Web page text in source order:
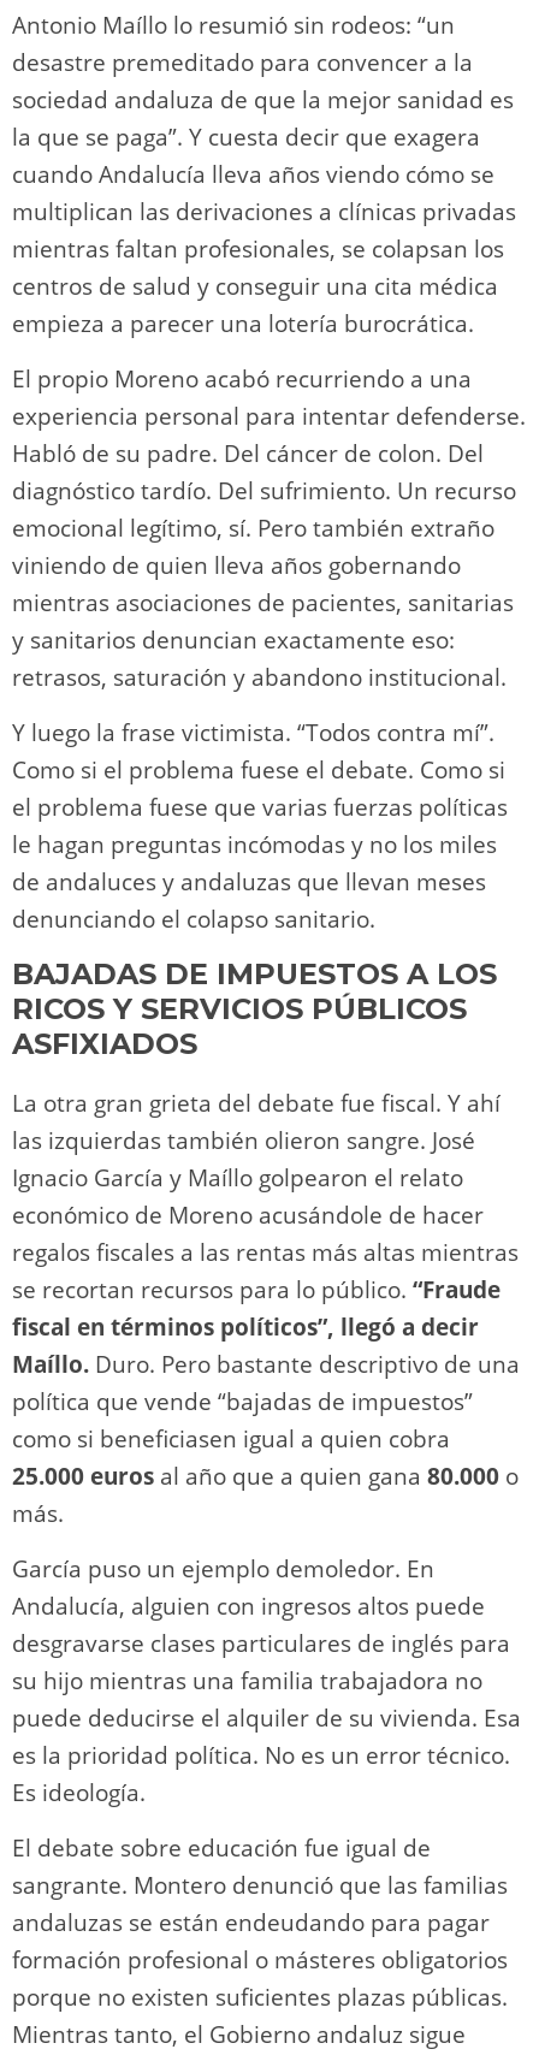
Antonio Maíllo lo resumió sin rodeos: “un
desastre premeditado para convencer a la
sociedad andaluza de que la mejor sanidad es
la que se paga”. Y cuesta decir que exagera
cuando Andalucía lleva años viendo cómo se
multiplican las derivaciones a clínicas privadas
mientras faltan profesionales, se colapsan los
centros de salud y conseguir una cita médica
empieza a parecer una lotería burocrática.
El propio Moreno acabó recurriendo a una
experiencia personal para intentar defenderse.
Habló de su padre. Del cáncer de colon. Del
diagnóstico tardío. Del sufrimiento. Un recurso
emocional legítimo, sí. Pero también extraño
viniendo de quien lleva años gobernando
mientras asociaciones de pacientes, sanitarias
y sanitarios denuncian exactamente eso:
retrasos, saturación y abandono institucional.
Y luego la frase victimista. “Todos contra mí”.
Como si el problema fuese el debate. Como si
el problema fuese que varias fuerzas políticas
le hagan preguntas incómodas y no los miles
de andaluces y andaluzas que llevan meses
denunciando el colapso sanitario.
BAJADAS DE IMPUESTOS A LOS
RICOS Y SERVICIOS PÚBLICOS
ASFIXIADOS
La otra gran grieta del debate fue fiscal. Y ahí
las izquierdas también olieron sangre. José
Ignacio García y Maíllo golpearon el relato
económico de Moreno acusándole de hacer
regalos fiscales a las rentas más altas mientras
se recortan recursos para lo público. “Fraude
fiscal en términos políticos”, llegó a decir
Maíllo. Duro. Pero bastante descriptivo de una
política que vende “bajadas de impuestos”
como si beneficiasen igual a quien cobra
25.000 euros al año que a quien gana 80.000 o
más.
García puso un ejemplo demoledor. En
Andalucía, alguien con ingresos altos puede
desgravarse clases particulares de inglés para
su hijo mientras una familia trabajadora no
puede deducirse el alquiler de su vivienda. Esa
es la prioridad política. No es un error técnico.
Es ideología.
El debate sobre educación fue igual de
sangrante. Montero denunció que las familias
andaluzas se están endeudando para pagar
formación profesional o másteres obligatorios
porque no existen suficientes plazas públicas.
Mientras tanto, el Gobierno andaluz sigue